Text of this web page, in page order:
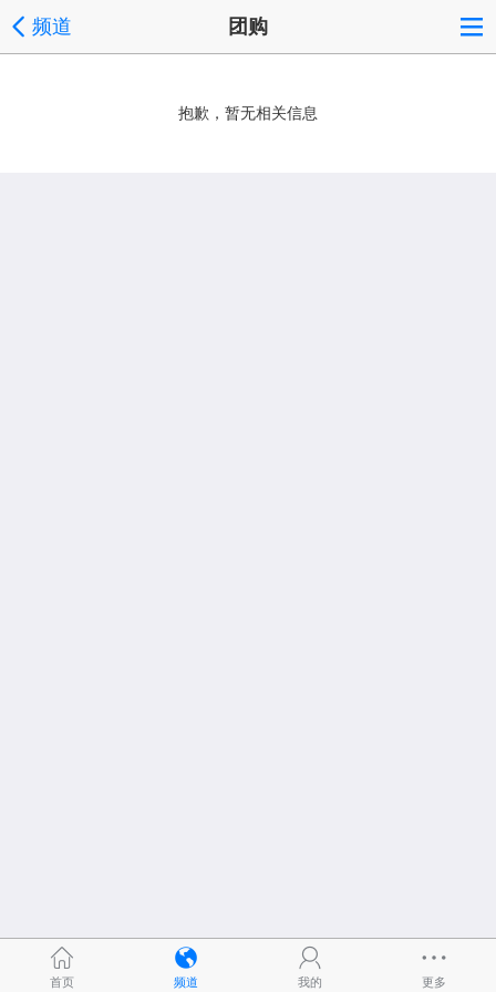
频道 团购
抱歉，暂无相关信息
首页 频道 我的 更多